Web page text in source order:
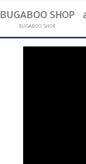
BUGABOO SHOP
BUGABOO SHOP